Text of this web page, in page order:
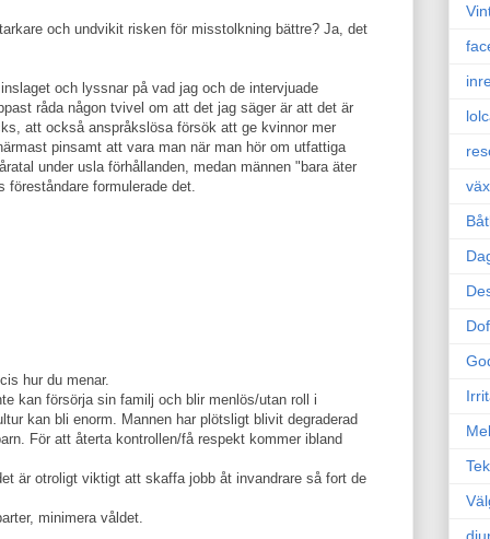
och undvikit risken för misstolkning bättre? Ja, det
och lyssnar på vad jag och de intervjuade
råda någon tvivel om att det jag säger är att det är
att också anspråkslösa försök att ge kvinnor mer
pinsamt att vara man när man hör om utfattiga
under usla förhållanden, medan männen "bara äter
formulerade det.
hur du menar.
kan försörja sin familj och blir menlös/utan roll i
kan bli enorm. Mannen har plötsligt blivit degraderad
För att återta kontrollen/få respekt kommer ibland
är otroligt viktigt att skaffa jobb åt invandrare så fort de
minimera våldet.